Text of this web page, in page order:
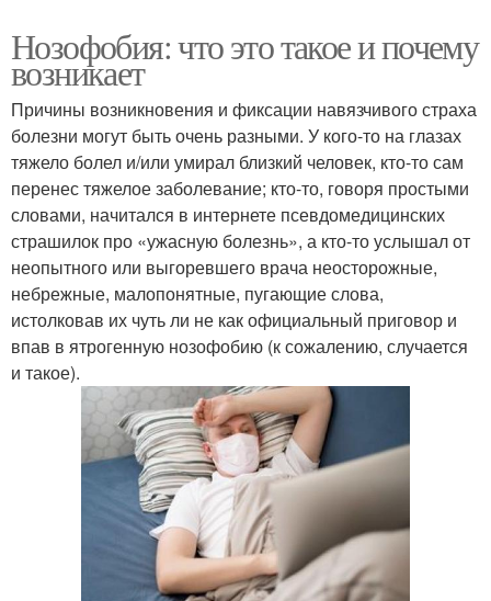
Нозофобия: что это такое и почему
возникает
Причины возникновения и фиксации навязчивого страха
болезни могут быть очень разными. У кого-то на глазах
тяжело болел и/или умирал близкий человек, кто-то сам
перенес тяжелое заболевание; кто-то, говоря простыми
словами, начитался в интернете псевдомедицинских
страшилок про «ужасную болезнь», а кто-то услышал от
неопытного или выгоревшего врача неосторожные,
небрежные, малопонятные, пугающие слова,
истолковав их чуть ли не как официальный приговор и
впав в ятрогенную нозофобию (к сожалению, случается
и такое).